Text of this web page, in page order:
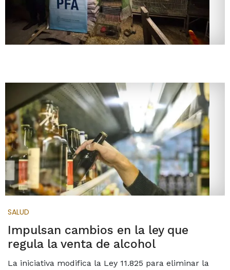
SALUD
Impulsan cambios en la ley que
regula la venta de alcohol
La iniciativa modifica la Ley 11.825 para eliminar la